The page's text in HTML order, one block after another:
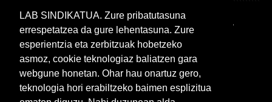
BIZILAN.EUS
TIENDA
INTRANET 🔑
Euskera Castellano
LAB SINDIKATUA. Zure pribatutasuna
errespetatzea da gure lehentasuna. Zure
esperientzia eta zerbitzuak hobetzeko
asmoz, cookie teknologiaz baliatzen gara
webgune honetan. Ohar hau onartuz gero,
teknologia hori erabiltzeko baimen esplizitua